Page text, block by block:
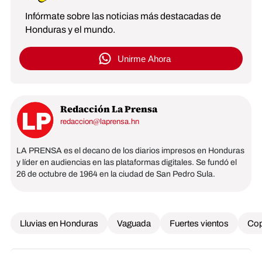
Infórmate sobre las noticias más destacadas de
Honduras y el mundo.
Unirme Ahora
Redacción La Prensa
redaccion@laprensa.hn
LA PRENSA es el decano de los diarios impresos en Honduras
y líder en audiencias en las plataformas digitales. Se fundó el
26 de octubre de 1964 en la ciudad de San Pedro Sula.
Lluvias en Honduras Vaguada Fuertes vientos